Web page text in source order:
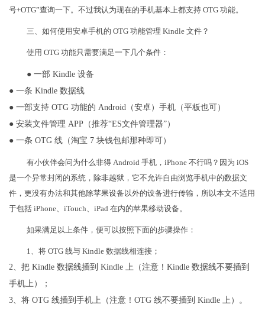
号+OTG”查询一下。不过我认为现在的手机基本上都支持 OTG 功能。
三、如何使用安卓手机的 OTG 功能管理 Kindle 文件？
使用 OTG 功能只需要满足一下几个条件：
● 一部 Kindle 设备
● 一条 Kindle 数据线
● 一部支持 OTG 功能的 Android（安卓）手机（平板也可）
● 安装文件管理 APP（推荐“ES文件管理器”）
● 一条 OTG 线（淘宝 7 块钱包邮那种即可）
有小伙伴会问为什么非得 Android 手机，iPhone 不行吗？因为 iOS
是一个异常封闭的系统，除非越狱，它不允许自由浏览手机中的数据文
件，更没有办法和其他除苹果设备以外的设备进行传输，所以本文不适用
于包括 iPhone、iTouch、iPad 在内的苹果移动设备。
如果满足以上条件，便可以按照下面的步骤操作：
1、将 OTG 线与 Kindle 数据线相连接；
2、把 Kindle 数据线插到 Kindle 上（注意！Kindle 数据线不要插到
手机上）；
3、将 OTG 线插到手机上（注意！OTG 线不要插到 Kindle 上）。